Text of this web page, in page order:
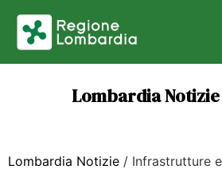
Lombardia Notizie
Lombardia Notizie / Infrastrutture